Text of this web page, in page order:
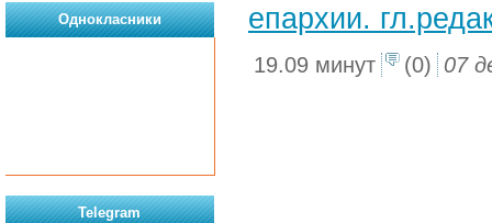
епархии.
19.09 минут (0) 07
Однокласники
Telegram